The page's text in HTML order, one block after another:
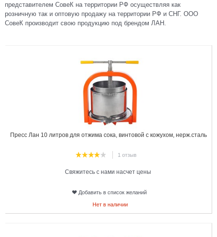
представителем СовеК на территории РФ осуществляя как
розничную так и оптовую продажу на территории РФ и СНГ. ООО
СовеК производит свою продукцию под брендом ЛАН.
Пресс Лан 10 литров для отжима сока, винтовой с кожухом, нерж.сталь
1 отзыв
Свяжитесь с нами насчет цены
Добавить в список желаний
Нет в наличии